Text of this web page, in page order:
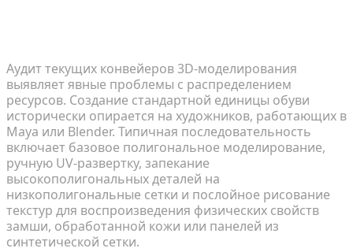
Аудит текущих конвейеров 3D-моделирования
выявляет явные проблемы с распределением
ресурсов. Создание стандартной единицы обуви
исторически опирается на художников, работающих в
Maya или Blender. Типичная последовательность
включает базовое полигональное моделирование,
ручную UV-развертку, запекание
высокополигональных деталей на
низкополигональные сетки и послойное рисование
текстур для воспроизведения физических свойств
замши, обработанной кожи или панелей из
синтетической сетки.